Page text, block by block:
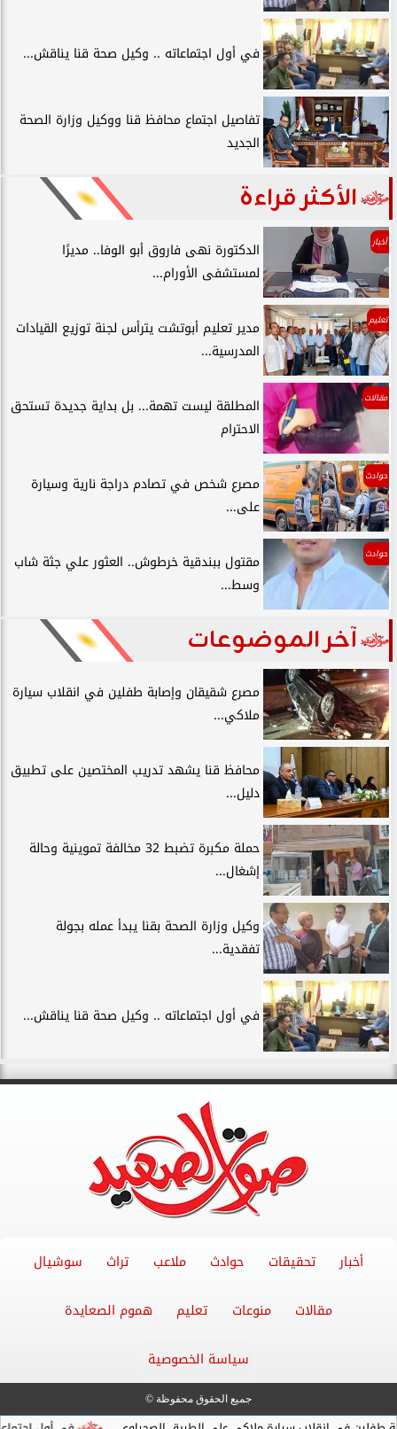
في أول اجتماعاته .. وكيل صحة قنا يناقش...
تفاصيل اجتماع محافظ قنا ووكيل وزارة الصحة
الجديد
الأكثر قراءة
أخبار
الدكتورة نهى فاروق أبو الوفا.. مديرًا
لمستشفى الأورام...
تعليم
مدير تعليم أبوتشت يترأس لجنة توزيع القيادات
المدرسية...
مقالات
المطلقة ليست تهمة... بل بداية جديدة تستحق
الاحترام
حوادث
مصرع شخص في تصادم دراجة نارية وسيارة
على...
حوادث
مقتول ببندقية خرطوش.. العثور علي جثة شاب
وسط...
آخر الموضوعات
مصرع شقيقان وإصابة طفلين في انقلاب سيارة
ملاكي...
محافظ قنا يشهد تدريب المختصين على تطبيق
دليل...
حملة مكبرة تضبط 32 مخالفة تموينية وحالة
إشغال...
وكيل وزارة الصحة بقنا يبدأ عمله بجولة
تفقدية...
في أول اجتماعاته .. وكيل صحة قنا يناقش...
أخبار تحقيقات حوادث ملاعب تراث سوشيال
مقالات منوعات تعليم هموم الصعايدة
سياسة الخصوصية
جميع الحقوق محفوظة ©